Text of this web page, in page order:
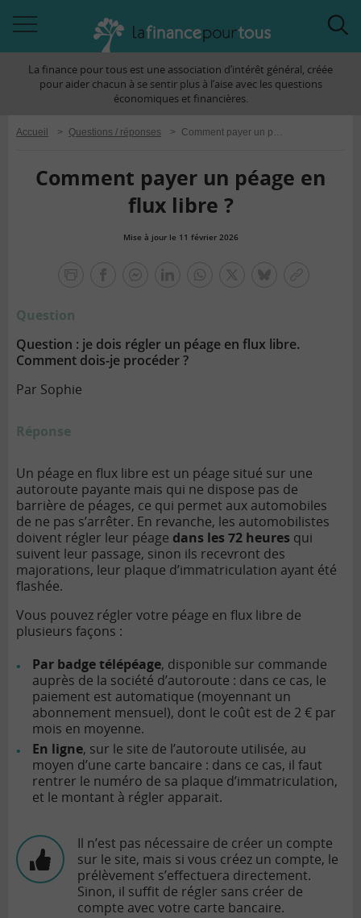
àLa finance pour tous est une association d’intérêt général, créée
pour aider chacun à se sentir plus à l’aise avec les questions
économiques et financières.
Accueil > Questions / réponses > Comment payer un péage en flux libre ?
Comment payer un péage en
flux libre ?
Mise à jour le 11 février 2026
Question
Question : je dois régler un péage en flux libre.
Comment dois-je procéder ?
Par Sophie
Réponse
Un péage en flux libre est un péage situé sur une
autoroute payante mais qui ne dispose pas de
barrière de péages, ce qui permet aux automobiles
de ne pas s’arrêter. En revanche, les automobilistes
doivent régler leur péage dans les 72 heures qui
suivent leur passage, sinon ils recevront des
majorations, leur plaque d’immatriculation ayant été
flashée.
Vous pouvez régler votre péage en flux libre de
plusieurs façons :
Par badge télépéage, disponible sur commande
auprès de la société d’autoroute : dans ce cas, le
paiement est automatique (moyennant un
abonnement mensuel), dont le coût est de 2 € par
mois en moyenne.
En ligne, sur le site de l’autoroute utilisée, au
moyen d’une carte bancaire : dans ce cas, il faut
rentrer le numéro de sa plaque d’immatriculation,
et le montant à régler apparait.
Il n’est pas nécessaire de créer un compte
sur le site, mais si vous créez un compte, le
prélèvement s’effectuera directement.
Sinon, il suffit de régler sans créer de
compte avec votre carte bancaire.